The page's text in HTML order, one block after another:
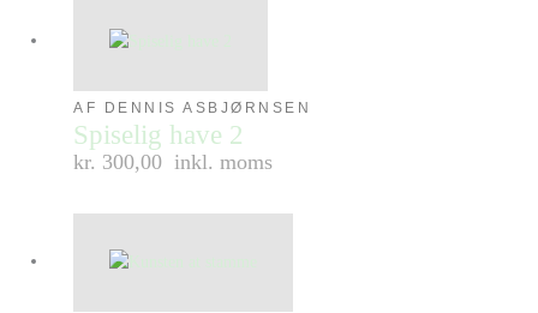
AF DENNIS ASBJØRNSEN
Spiselig have 2
kr. 300,00 inkl. moms